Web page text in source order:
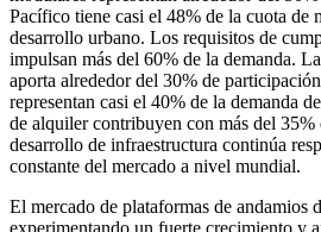
Pacífico tiene casi el 48% de la cuota de
desarrollo urbano. Los requisitos de
impulsan más del 60% de la demanda.
aporta alrededor del 30% de
representan casi el 40% de la demanda
de alquiler contribuyen con más del 35%
desarrollo de infraestructura continúa
constante del mercado a nivel mundial.
El mercado de plataformas de andamios